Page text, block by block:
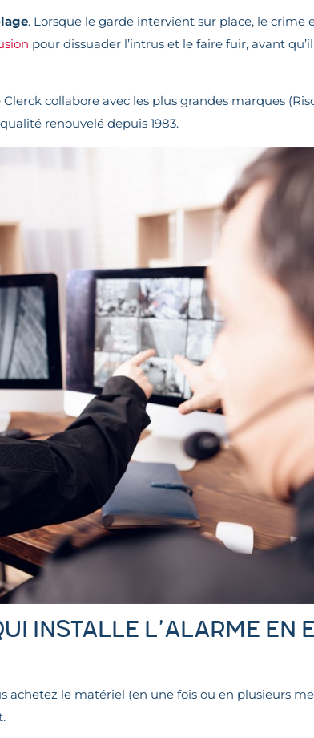
. Lorsque le garde intervient sur place, le crime
pour dissuader l’intrus et le faire fuir, avant
collabore avec les plus grandes marques
renouvelé depuis 1983.
qui installe l’alarme en
achetez le matériel (en une fois ou en plusieurs